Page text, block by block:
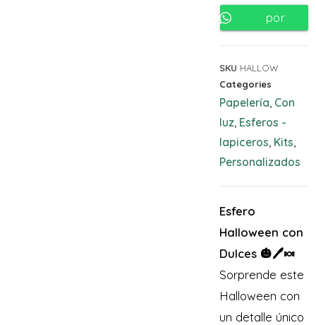
por
SKU HALLOW
Categories
Papelería Con
luz Esferos -
lapiceros Kits
Personalizados
Esfero
Halloween con
Dulces 🎃🖊️🍬
Sorprende este
Halloween con
un detalle único